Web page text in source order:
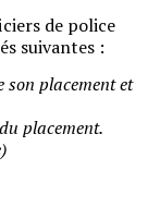
de police
suivantes :
son placement et
placement.